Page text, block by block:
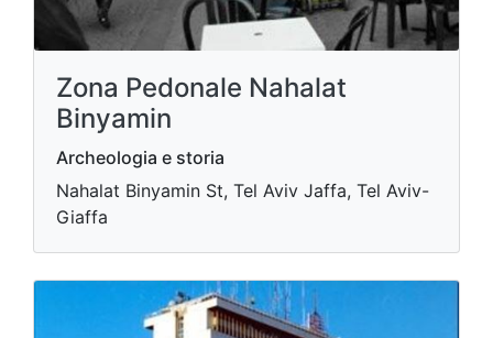
Zona Pedonale Nahalat
Binyamin
Archeologia e storia
Nahalat Binyamin St, Tel Aviv Jaffa, Tel Aviv-
Giaffa